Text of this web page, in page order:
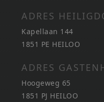
ADRES
Kapellaan 144
1851 PE HEILOO
ADRES
Hoogeweg 65
1851 PJ HEILOO